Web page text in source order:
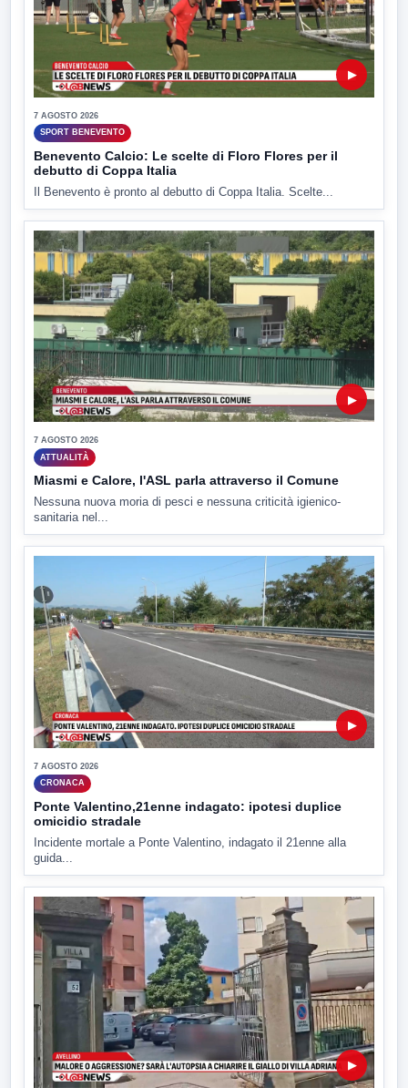
▶
7 AGOSTO 2026
SPORT BENEVENTO
Benevento Calcio: Le scelte di Floro Flores per il
debutto di Coppa Italia
Il Benevento è pronto al debutto di Coppa Italia. Scelte...
▶
7 AGOSTO 2026
ATTUALITÀ
Miasmi e Calore, l'ASL parla attraverso il Comune
Nessuna nuova moria di pesci e nessuna criticità igienico-
sanitaria nel...
▶
7 AGOSTO 2026
CRONACA
Ponte Valentino,21enne indagato: ipotesi duplice
omicidio stradale
Incidente mortale a Ponte Valentino, indagato il 21enne alla
guida...
▶